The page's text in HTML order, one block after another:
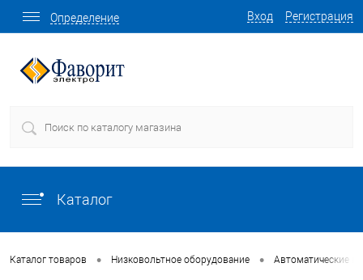
Вход Регистрация
Определение
Каталог
Каталог товаров • Низковольтное оборудование • Автоматические